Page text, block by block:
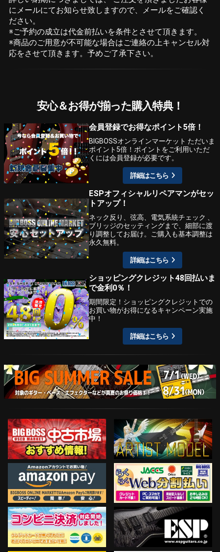
にメールにてお知らせ致しますので、メールをご確認く
ださい。
※ご予約の成立は代金前払いを条件とさせて頂きます。
※商品のご用意が不可能な場合はご連絡の上キャンセル対
応をさせて頂きます。予めご了承下さい。
安心＆お得が揃った購入特典！
会員登録でお得なポイント5倍！
BIGBOSSオンラインマーケット ただいま
ポイント5倍！ポイントをご利用いただ
くには会員登録が必要です。
詳細はこちら
ESPオフィシャルリペアマンがセッ
トアップ！
ネック反り、弦高、電気系統チェック 、
ブリッジのセッティングまで、細部に渡
り調整してお届け。ご購入も基本調整は
永久無料。
詳細はこちら
ショッピングクレジット48回払いま
で金利0％！
期間限定！ショッピングクレジットでの
お買い物がお得になるキャンペーン実施
中！
詳細はこちら